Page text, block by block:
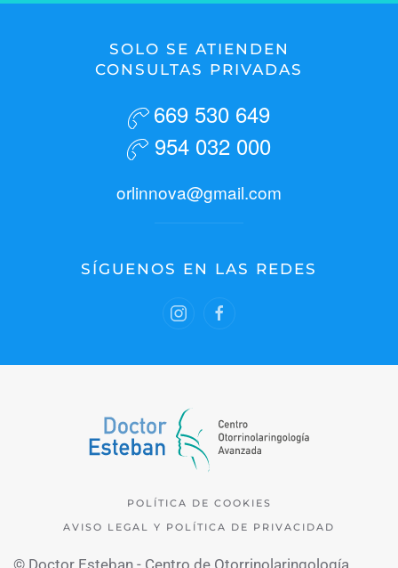
SOLO SE ATIENDEN
CONSULTAS PRIVADAS
669 530 649
954 032 000
orlinnova@gmail.com
SÍGUENOS EN LAS REDES
POLÍTICA DE COOKIES
AVISO LEGAL Y POLÍTICA DE PRIVACIDAD